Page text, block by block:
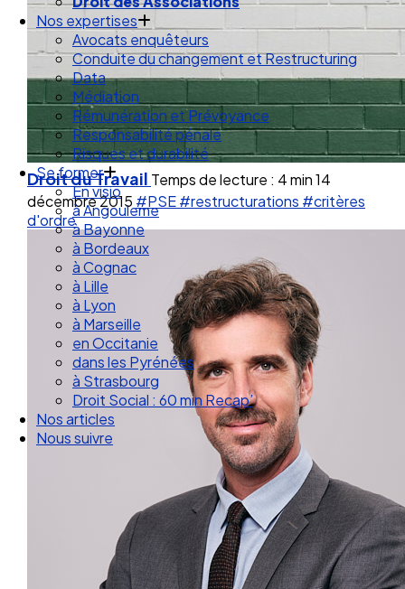
Droit des Associations
Nos expertises
Avocats enquêteurs
Conduite du changement et Restructuring
Data
Médiation
Rémunération et Prévoyance
Responsabilité pénale
Risques et durabilité
Se former
En visio
à Angouleme
à Bayonne
à Bordeaux
à Cognac
à Lille
à Lyon
à Marseille
en Occitanie
dans les Pyrénées
à Strasbourg
Droit Social : 60 min Recap’
Nos articles
Droit du Travail Temps de lecture : 4 min14
décembre 2015 #PSE#restructurations #critères
d'ordre